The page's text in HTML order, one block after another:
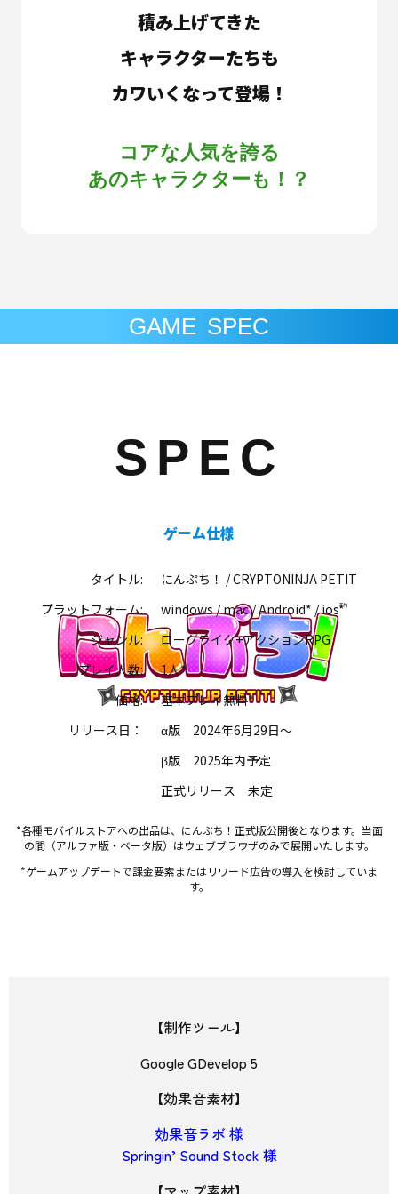
積み上げてきた
キャラクターたちも
カワいくなって登場！
コアな人気を誇る
あのキャラクターも！？
GAME SPEC
SPEC
ゲーム仕様
タイトル:
プラットフォーム:
ジャンル:
プレイ人数:
価格:
リリース日：
にんぷち！ / CRYPTONINJA PETIT
windows / mac / Android* / ios*
ローグライク+アクションRPG
1人*
基本プレイ無料*
α版 2024年6月29日～
β版 2025年内予定
正式リリース 未定
*各種モバイルストアへの出品は、にんぷち！正式版公開後となります。当面
の間（アルファ版・ベータ版）はウェブブラウザのみで展開いたします。
*ゲームアップデートで課金要素またはリワード広告の導入を検討していま
す。
【制作ツール】
Google GDevelop 5
【効果音素材】
効果音ラボ 様
Springin’ Sound Stock 様